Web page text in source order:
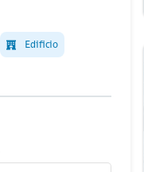
Edificio